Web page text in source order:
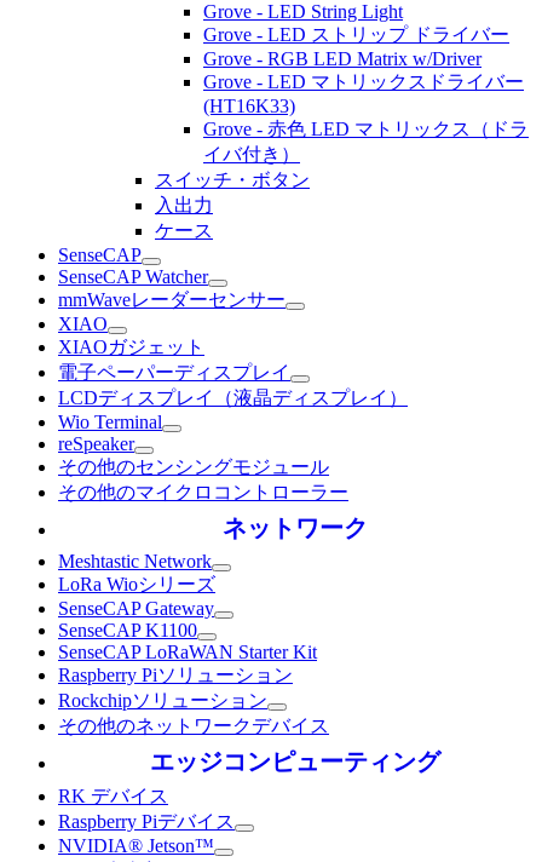
Grove - LED String Light
Grove - LED ストリップ ドライバー
Grove - RGB LED Matrix w/Driver
Grove - LED マトリックスドライバー
(HT16K33)
Grove - 赤色 LED マトリックス（ドラ
イバ付き）
スイッチ・ボタン
入出力
ケース
SenseCAP
SenseCAP Watcher
mmWaveレーダーセンサー
XIAO
XIAOガジェット
電子ペーパーディスプレイ
LCDディスプレイ（液晶ディスプレイ）
Wio Terminal
reSpeaker
その他のセンシングモジュール
その他のマイクロコントローラー
ネットワーク
Meshtastic Network
LoRa Wioシリーズ
SenseCAP Gateway
SenseCAP K1100
SenseCAP LoRaWAN Starter Kit
Raspberry Piソリューション
Rockchipソリューション
その他のネットワークデバイス
エッジコンピューティング
RK デバイス
Raspberry Piデバイス
NVIDIA® Jetson™